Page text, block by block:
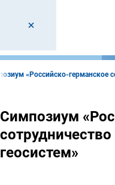
«Российско-германское
Симпозиум
геосистем»